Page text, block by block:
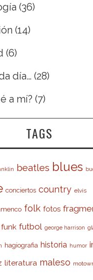
(36)
(14)
(6)
día… (28)
a mí? (7)
TAGS
beatles blues
conciertos country elvis
folk fotos
funk futbol george harrison
hagiografia historia humor
literatura maleso